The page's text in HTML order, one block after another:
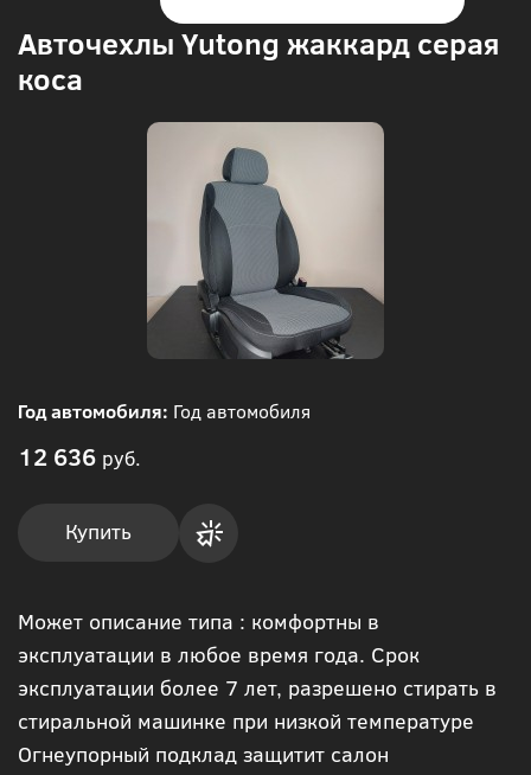
Авточехлы Yutong жаккард серая
коса
Год автомобиля: Год автомобиля
12 636 руб.
Купить
в 1
клик
Может описание типа : комфортны в
эксплуатации в любое время года. Срок
эксплуатации более 7 лет, разрешено стирать в
стиральной машинке при низкой температуре
Огнеупорный подклад защитит салон